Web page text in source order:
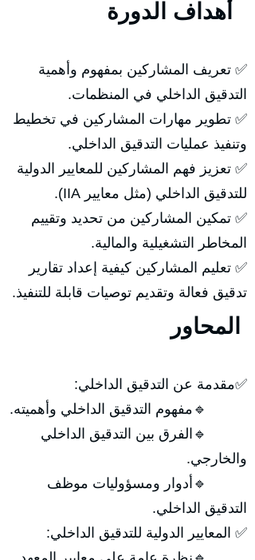
✅ تعريف المشاركين بمفهوم وأهمية
التدقيق الداخلي في المنظمات.
✅ تطوير مهارات المشاركين في تخطيط
وتنفيذ عمليات التدقيق الداخلي.
✅ تعزيز فهم المشاركين للمعايير الدولية
للتدقيق الداخلي (مثل معايير IIA).
✅ تمكين المشاركين من تحديد وتقييم
المخاطر التشغيلية والمالية.
✅ تعليم المشاركين كيفية إعداد تقارير
تدقيق فعالة وتقديم توصيات قابلة للتنفيذ.
✅مقدمة عن التدقيق الداخلي:
🔹مفهوم التدقيق الداخلي وأهميته.
🔹الفرق بين التدقيق الداخلي
والخارجي.
🔹أدوار ومسؤوليات موظف
التدقيق الداخلي.
✅ المعايير الدولية للتدقيق الداخلي: